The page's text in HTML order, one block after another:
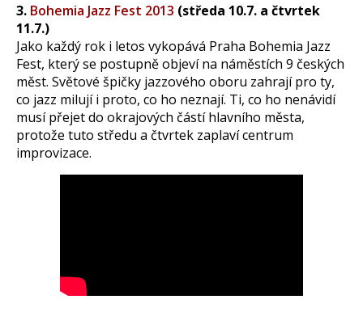
3. Bohemia Jazz Fest 2013 (středa 10.7. a čtvrtek
11.7.)
Jako každý rok i letos vykopává Praha Bohemia Jazz
Fest, který se postupně objeví na náměstích 9 českých
měst. Světové špičky jazzového oboru zahrají pro ty,
co jazz milují i proto, co ho neznají. Ti, co ho nenávidí
musí přejet do okrajových částí hlavního města,
protože tuto středu a čtvrtek zaplaví centrum
improvizace.